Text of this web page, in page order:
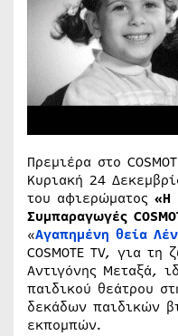
Πρεμιέρα στο
Κυριακή 24
του αφιερώματος «Η
Συμπαραγωγές
«Αγαπημένη θεία
COSMOTE TV, για
Αντιγόνης Μεταξά,
παιδικού θεάτρου
δεκάδων παιδικών
εκπομπών.